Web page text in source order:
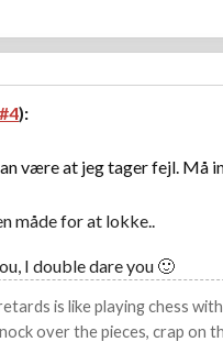
#4):
være at jeg tager fejl. Må
måde for at lokke..
I double dare you 🙂
is like playing chess
over the pieces, crap on